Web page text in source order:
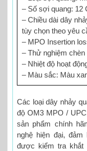
– Số sợi quang: 12
– Chiều dài dây
tùy chọn theo yêu
– MPO Insertion
– Thử nghiệm
– Nhiệt độ hoạt
– Màu sắc: Màu
Các loại dây nhảy
độ OM3 MPO /
sản phẩm chính
nghệ hiện đại,
được kiểm tra khắt